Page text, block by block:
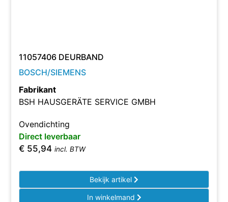
11057406 DEURBAND
BOSCH/SIEMENS
Fabrikant
BSH HAUSGERÄTE SERVICE GMBH
Ovendichting
Direct leverbaar
€ 55,94 incl. BTW
Bekijk artikel
In winkelmand